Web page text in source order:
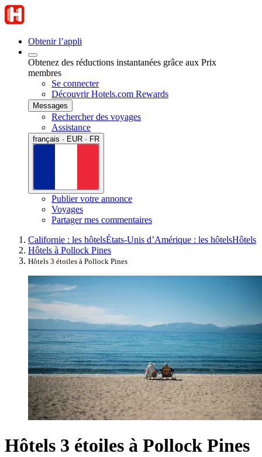
Obtenir l’appli
Obtenez des réductions instantanées grâce aux Prix
membres
Se connecter
Découvrir Hotels.com Rewards
Messages
Rechercher des voyages
Assistance
français · EUR · FR
Publier votre annonce
Voyages
Partager mes commentaires
Californie : les hôtelsÉtats-Unis d’Amérique : les hôtelsHôtels
Hôtels à Pollock Pines
Hôtels 3 étoiles à Pollock Pines
Hôtels 3 étoiles à Pollock Pines